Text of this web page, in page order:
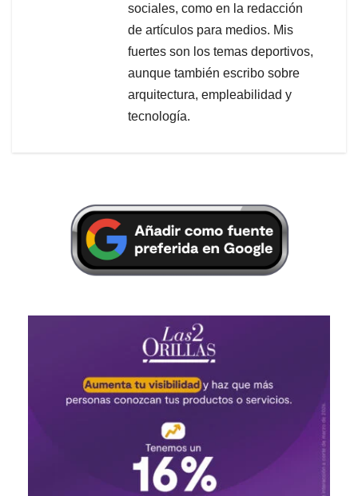
sociales, como en la redacción
de artículos para medios. Mis
fuertes son los temas deportivos,
aunque también escribo sobre
arquitectura, empleabilidad y
tecnología.